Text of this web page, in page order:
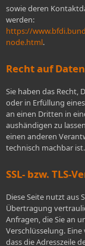
sowie deren
werden:
https://
node.html.
Recht auf
Sie haben das Recht,
oder in Erfüllung
an einen Dritten in
aushändigen zu
einen anderen
technisch machbar ist.
SSL- bzw. TLS-
Diese Seite nutzt aus
Übertragung
Anfragen, die Sie an
Verschlüsselung.
dass die Adresszeile